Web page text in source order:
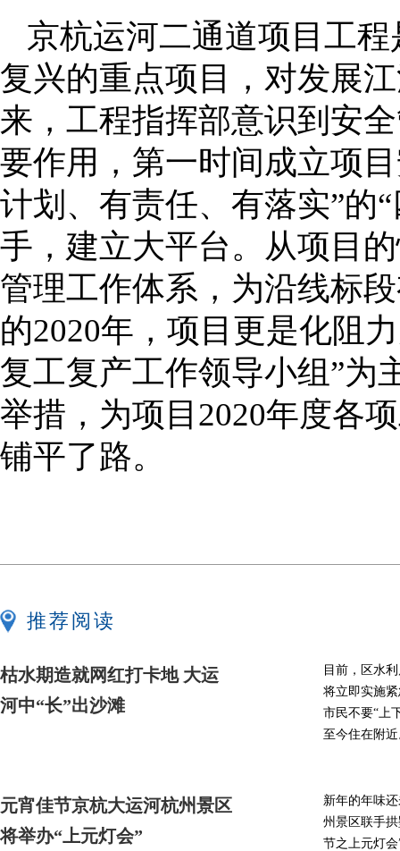
京杭运河二通道项目工
复兴的重点项目，对发展
来，工程指挥部意识到安
要作用，第一时间成立项
计划、有责任、有落实”的
手，建立大平台。从项目
管理工作体系，为沿线标
的2020年，项目更是化阻
复工复产工作领导小组”为
举措，为项目2020年度各
铺平了路。
推荐阅读
枯水期造就网红打卡地 大运
河中“长”出沙滩
目前，区水
将立即实施
市民不要“上
至今住在附
元宵佳节京杭大运河杭州景区
将举办“上元灯会”
新年的年味
州景区联手
节之上元灯